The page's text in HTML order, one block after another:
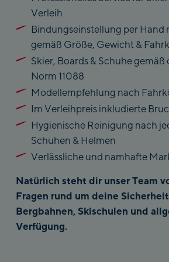
Verleih
Bindungseinstellung per Hand
gemäß Größe, Gewicht &
Skier, Boards & Schuhe
Norm 11088
Modellempfehlung nach
Im Verleihpreis inkludierte
Hygienische Reinigung nach
Schuhen & Helmen
Verlässliche und namhafte
Natürlich steht dir unser Team
Fragen rund um deine
Bergbahnen, Skischulen und
Verfügung.